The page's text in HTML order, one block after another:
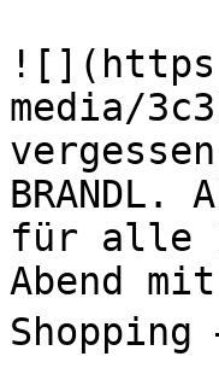
media/
für alle
Abend